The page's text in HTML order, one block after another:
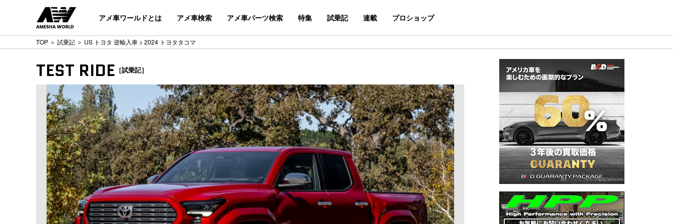
アメ車ワールドとは アメ車検索 アメ車パーツ検索 特集 試乗記 連載 プロショップ
TOP ＞ 試乗記 ＞ US トヨタ 逆輸入車 > 2024 トヨタタコマ
TEST RIDE ［試乗記］